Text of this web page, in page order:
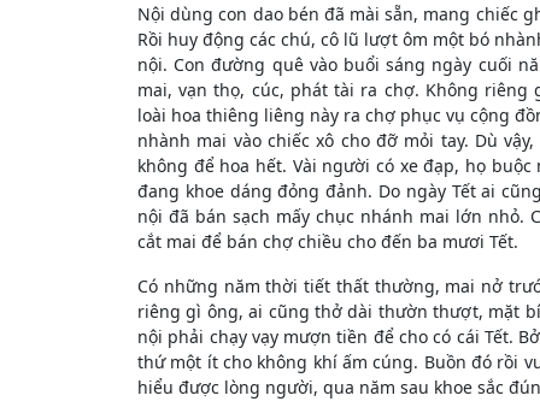
Nội dùng con dao bén đã mài sẵn, mang chiếc
Rồi huy động các chú, cô lũ lượt ôm một bó
nội. Con đường quê vào buổi sáng ngày cuối
mai, vạn thọ, cúc, phát tài ra chợ. Không
loài hoa thiêng liêng này ra chợ phục vụ cộng
nhành mai vào chiếc xô cho đỡ mỏi tay. Dù
không để hoa hết. Vài người có xe đạp, họ
đang khoe dáng đỏng đảnh. Do ngày Tết ai
nội đã bán sạch mấy chục nhánh mai lớn nhỏ.
cắt mai để bán chợ chiều cho đến ba mươi Tết.
Có những năm thời tiết thất thường, mai nở
riêng gì ông, ai cũng thở dài thườn thượt, mặt
nội phải chạy vạy mượn tiền để cho có cái Tết.
thứ một ít cho không khí ấm cúng. Buồn đó rồi
hiểu được lòng người, qua năm sau khoe sắc